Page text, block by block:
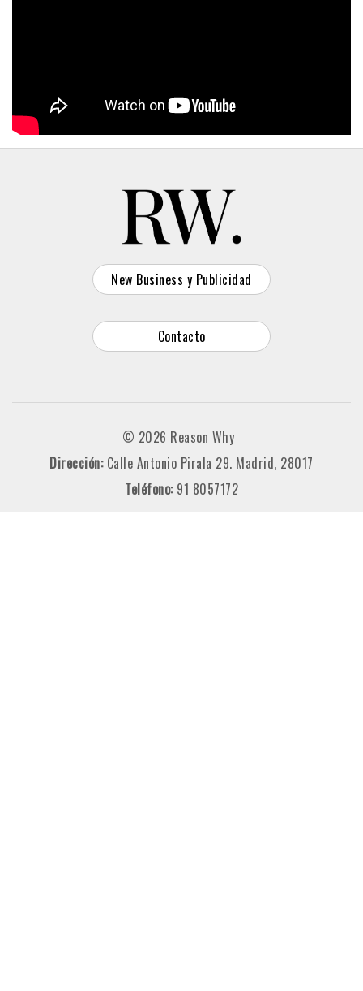
New Business y Publicidad
Contacto
© 2026 Reason Why
Dirección: Calle Antonio Pirala 29. Madrid, 28017
Teléfono: 91 8057172